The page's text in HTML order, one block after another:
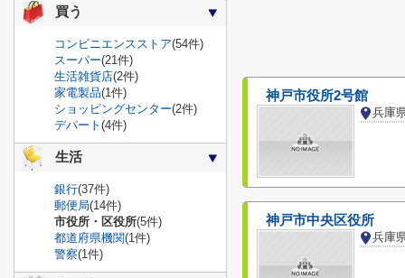
神戸市役所2号館
神戸市中央区役所
買う
コンビニエンスストア(54件)
スーパー(21件)
生活雑貨店(2件)
家電製品(1件)
ショッピングセンター(2件)
デパート (4件)
生活
銀行(37件)
郵便局(14件)
市役所・区役所(5件)
都道府県機関(1件)
警察(1件)